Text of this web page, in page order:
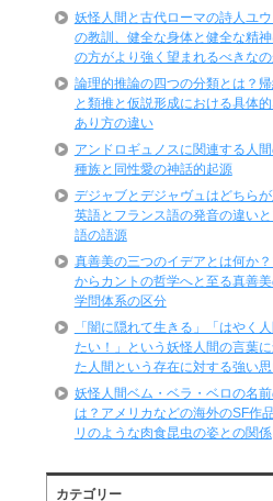
妖怪人間と古代ローマの詩人ユ
の教訓、健全な身体と健全な精
の方がより強く望まれるべきなの
論理的推論の四つの分類とは？
と類推と仮説形成における具体
あり方の違い
アンドロギュノスに関連する人
種族と同性愛の神話的起源
デジャブとデジャヴュはどちらが
英語とフランス語の発音の違い
語の語源
真善美の三つのイデアとは何か
からカントの哲学へと至る真善美
学問体系の区分
「闇に隠れて生きる」「はやく
たい！」という妖怪人間の言葉
た人間という存在に対する強い思
妖怪人間ベム・ベラ・ベロの名前
は？アメリカなどの海外のSF作
リのような肉食昆虫の姿との関係
カテゴリー